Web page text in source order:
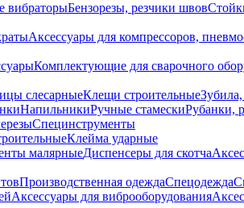
вибраторыБензорезы, резчики швов
Аксессуары для компрессоров,
Комплектующие для сварочного
слесарныеКлещи строительные
НапильникиРучные стамескиРубанки,
Специнструменты
Клейма ударные
малярныеДиспенсеры для скотча
Производственная одеждаСпецодежда
Аксессуары для виброоборудования